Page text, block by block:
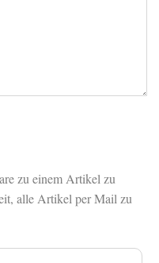
zu einem Artikel zu
alle Artikel per Mail zu